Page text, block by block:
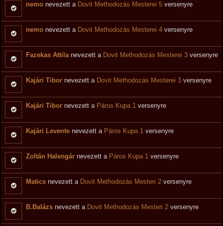
nemo nevezett a Dovit Methodozás Mesterei 5 versenyre
nemo nevezett a Dovit Methodozás Mesterei 4 versenyre
Fazekas Attilanevezett a Dovit Methodozás Mesterei 3 versenyre
Kajári Tibor nevezett a Dovit Methodozás Mesterei 3 versenyre
Kajári Tibor nevezett a Páros Kupa 1 versenyre
Kajári Levente nevezett a Páros Kupa 1 versenyre
Zoltán Halengár nevezett a Páros Kupa 1 versenyre
Matics nevezett a Dovit Methodozás Mesteri 2 versenyre
B.Balázs nevezett a Dovit Methodozás Mesteri 2 versenyre